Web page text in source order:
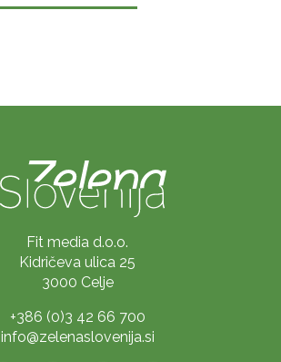
Fit media d.o.o.
Kidričeva ulica 25
3000 Celje
+386 (0)3 42 66 700
info@zelenaslovenija.si